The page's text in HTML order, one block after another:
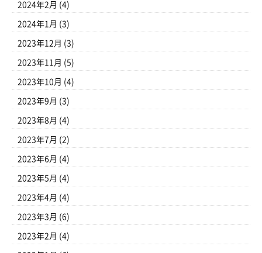
2024年2月 (4)
2024年1月 (3)
2023年12月 (3)
2023年11月 (5)
2023年10月 (4)
2023年9月 (3)
2023年8月 (4)
2023年7月 (2)
2023年6月 (4)
2023年5月 (4)
2023年4月 (4)
2023年3月 (6)
2023年2月 (4)